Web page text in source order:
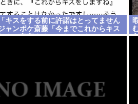
キスをする前に許諾はとってません
ャンポケ斎藤「今までこれからキス
んて宣言することなかったので」